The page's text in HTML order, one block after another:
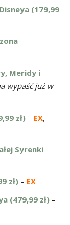
(179,99
Meridy i
wypaść już w
zł) – EX,
Syrenki
zł) – EX
(479,99 zł) –